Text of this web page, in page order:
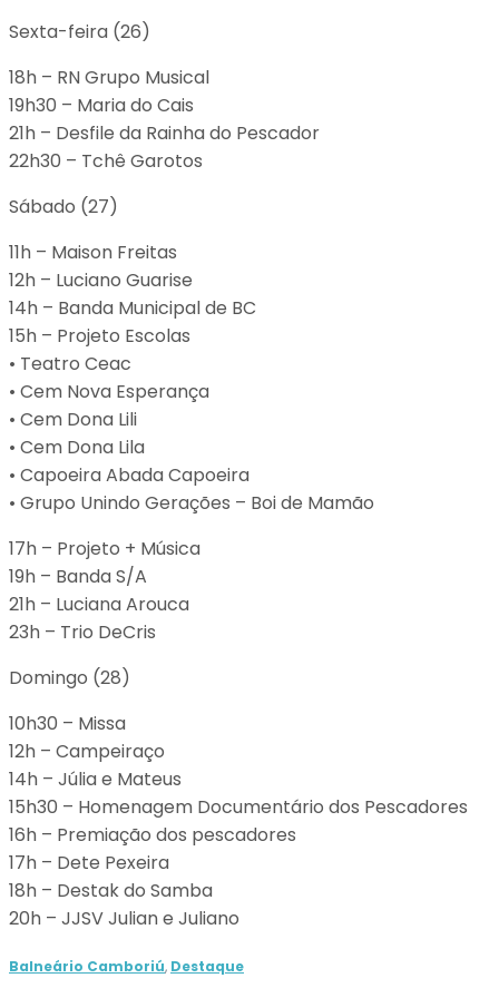
Sexta-feira (26)
18h – RN Grupo Musical
19h30 – Maria do Cais
21h – Desfile da Rainha do Pescador
22h30 – Tchê Garotos
Sábado (27)
11h – Maison Freitas
12h – Luciano Guarise
14h – Banda Municipal de BC
15h – Projeto Escolas
•⁠ ⁠⁠Teatro Ceac
•⁠ ⁠⁠Cem Nova Esperança
•⁠ ⁠⁠Cem Dona Lili
•⁠ ⁠⁠Cem Dona Lila
•⁠ Capoeira Abada Capoeira
•⁠ ⁠⁠Grupo Unindo Gerações – Boi de Mamão
17h – Projeto + Música
19h – Banda S/A
21h – Luciana Arouca
23h – Trio DeCris
Domingo (28)
10h30 – Missa
12h – Campeiraço
14h – Júlia e Mateus
15h30 – Homenagem Documentário dos Pescadores
16h – Premiação dos pescadores
17h – Dete Pexeira
18h – Destak do Samba
20h – JJSV Julian e Juliano
Balneário Camboriú, Destaque